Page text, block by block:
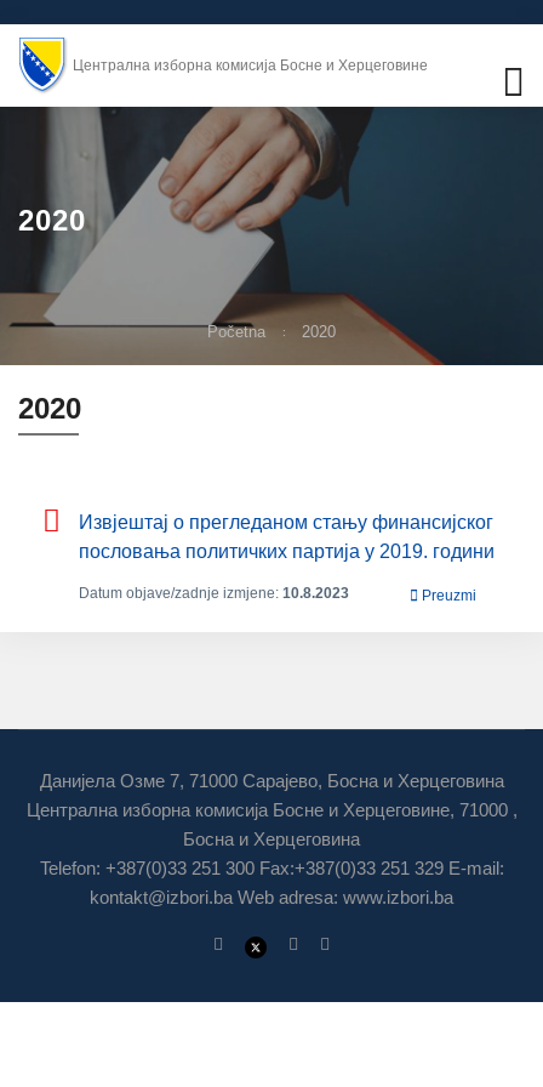
Централна изборна комисија Босне и Херцеговине
2020
Početna 2020
2020
Извјештај о прегледаном стању финансијског
пословања политичких партија у 2019. години
Datum objave/zadnje izmjene: 10.8.2023 Preuzmi
Данијела Озме 7, 71000 Сарајево, Босна и Херцеговина
Централна изборна комисија Босне и Херцеговине, 71000 ,
Босна и Херцеговина
Telefon: +387(0)33 251 300 Fax:+387(0)33 251 329 E-mail:
kontakt@izbori.ba Web adresa: www.izbori.ba